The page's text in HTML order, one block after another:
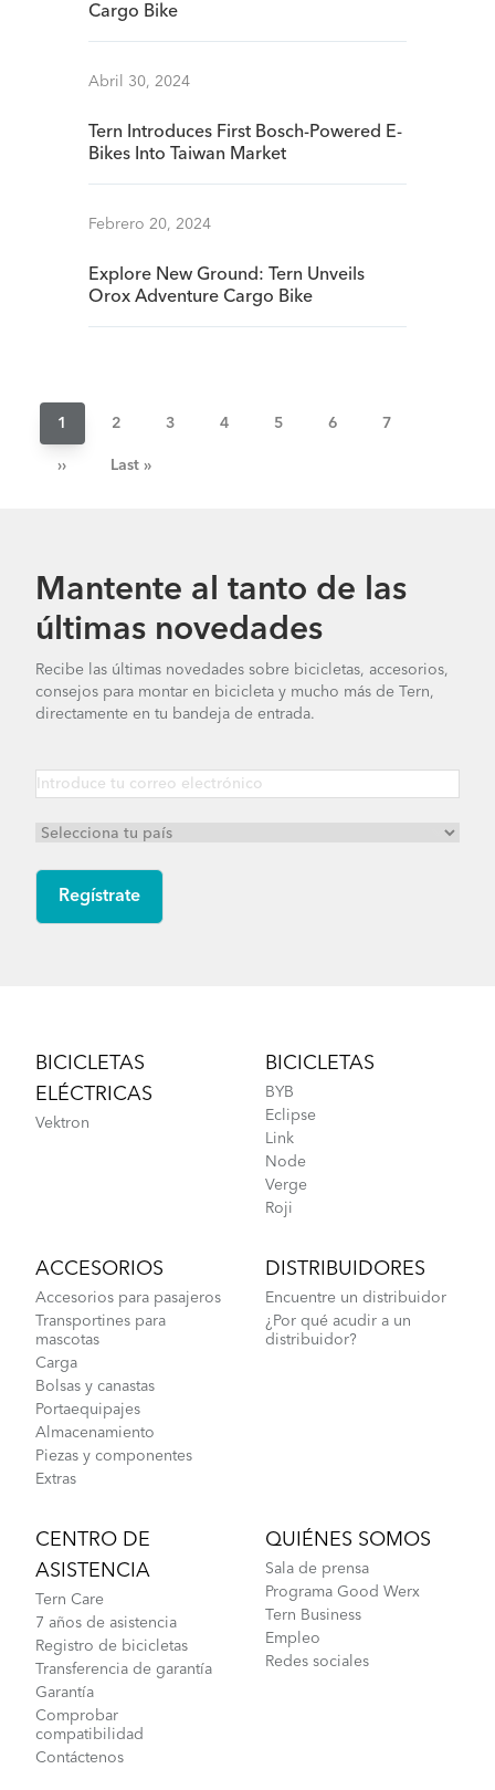
Cargo Bike
Abril 30, 2024
Tern Introduces First Bosch-Powered E-
Bikes Into Taiwan Market
Febrero 20, 2024
Explore New Ground: Tern Unveils
Orox Adventure Cargo Bike
Current
page
1 Página
2 Página
3 Página
4 Página
5 Página
6 Página
7
Next
››
Last
Last »
Mantente al tanto de las
últimas novedades
Recibe las últimas novedades sobre bicicletas, accesorios,
consejos para montar en bicicleta y mucho más de Tern,
directamente en tu bandeja de entrada.
BICICLETAS
ELÉCTRICAS
Vektron
BICICLETAS
BYB
Eclipse
Link
Node
Verge
Roji
ACCESORIOS
Accesorios para pasajeros
Transportines para
mascotas
Carga
Bolsas y canastas
Portaequipajes
Almacenamiento
Piezas y componentes
Extras
DISTRIBUIDORES
Encuentre un distribuidor
¿Por qué acudir a un
distribuidor?
CENTRO DE
ASISTENCIA
Tern Care
7 años de asistencia
Registro de bicicletas
Transferencia de garantía
Garantía
Comprobar
compatibilidad
Contáctenos
QUIÉNES SOMOS
Sala de prensa
Programa Good Werx
Tern Business
Empleo
Redes sociales